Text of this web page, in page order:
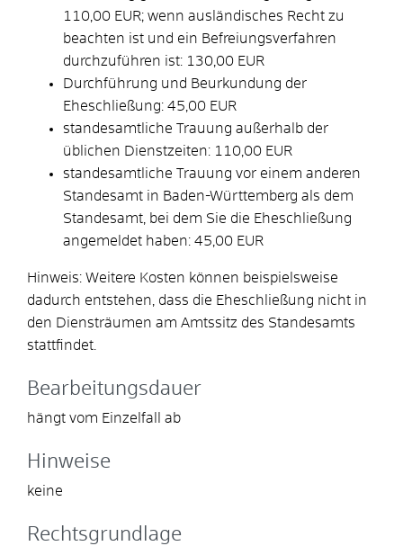
110,00 EUR; wenn ausländisches Recht zu
beachten ist und ein Befreiungsverfahren
durchzuführen ist: 130,00 EUR
Durchführung und Beurkundung der
Eheschließung: 45,00 EUR
standesamtliche Trauung außerhalb der
üblichen Dienstzeiten: 110,00 EUR
standesamtliche Trauung vor einem anderen
Standesamt in Baden-Württemberg als dem
Standesamt, bei dem Sie die Eheschließung
angemeldet haben: 45,00 EUR
Hinweis: Weitere Kosten können beispielsweise
dadurch entstehen, dass die Eheschließung nicht in
den Diensträumen am Amtssitz des Standesamts
stattfindet.
Bearbeitungsdauer
hängt vom Einzelfall ab
Hinweise
keine
Rechtsgrundlage